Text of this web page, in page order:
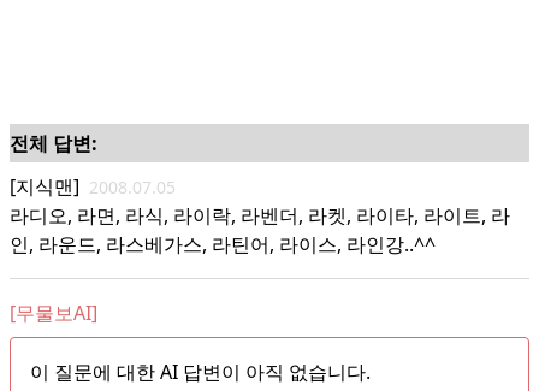
전체 답변:
[지식맨] 2008.07.05
라디오, 라면, 라식, 라이락, 라벤더, 라켓, 라이타, 라이트, 라
인, 라운드, 라스베가스, 라틴어, 라이스, 라인강..^^
[무물보AI]
이 질문에 대한 AI 답변이 아직 없습니다.